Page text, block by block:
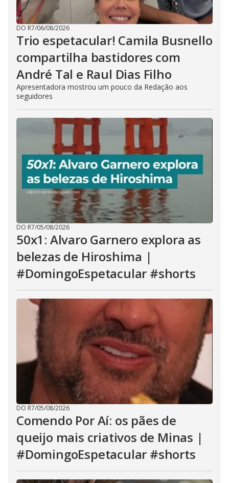
DO R7/06/08/2026
Trio espetacular! Camila Busnello
compartilha bastidores com
André Tal e Raul Dias Filho
Apresentadora mostrou um pouco da Redação aos
seguidores
DO R7/05/08/2026
50x1: Alvaro Garnero explora as
belezas de Hiroshima |
#DomingoEspetacular #shorts
DO R7/05/08/2026
Comendo Por Aí: os pães de
queijo mais criativos de Minas |
#DomingoEspetacular #shorts